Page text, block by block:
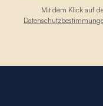
Mit dem Klick auf